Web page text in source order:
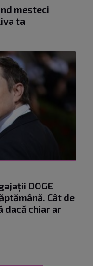
mesteci
ta
DOGE
Cât de
dacă chiar ar